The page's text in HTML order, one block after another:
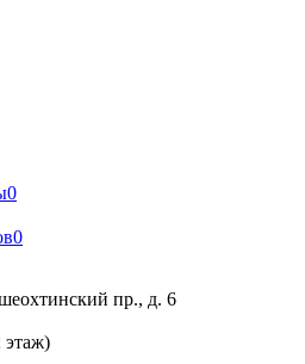
0
0
пр., д. 6
этаж)